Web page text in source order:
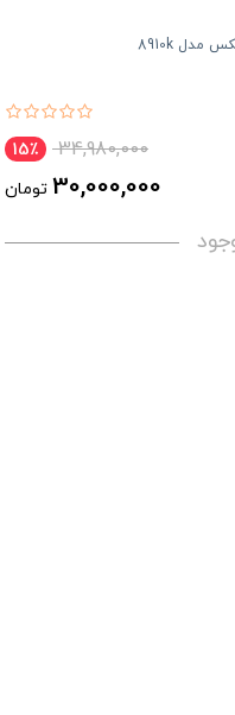
34,980,000 15٪
30,000,000 تومان